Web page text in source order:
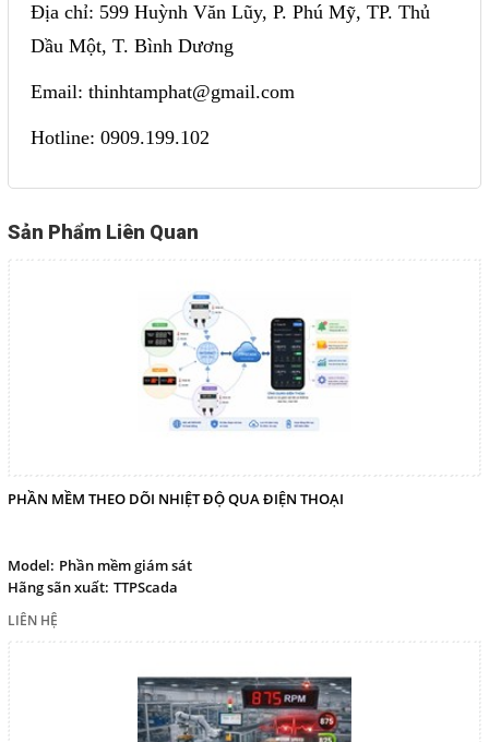
Địa chỉ: 599 Huỳnh Văn Lũy, P. Phú Mỹ, TP. Thủ
Dầu Một, T. Bình Dương
Email: thinhtamphat@gmail.com
Hotline: 0909.199.102
Sản Phẩm Liên Quan
PHẦN MỀM THEO DÕI NHIỆT ĐỘ QUA ĐIỆN THOẠI
Model: Phần mềm giám sát
Hãng sãn xuất: TTPScada
LIÊN HỆ